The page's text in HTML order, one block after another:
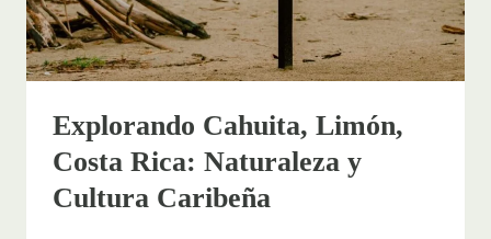
Explorando Cahuita, Limón,
Costa Rica: Naturaleza y
Cultura Caribeña